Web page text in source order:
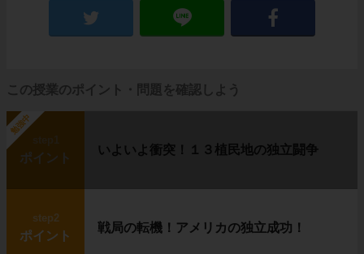
この授業のポイント・問題を確認しよう
勉強中
ポイント
いよいよ衝突！１３植民地の独立闘争
step2
ポイント
戦局の転機！アメリカの独立成功！